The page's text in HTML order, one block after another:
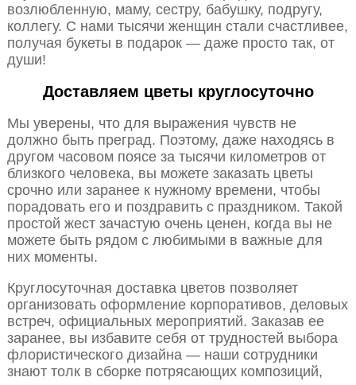
возлюбленную, маму, сестру, бабушку, подругу,
коллегу. С нами тысячи женщин стали счастливее,
получая букеты в подарок — даже просто так, от
души!
Доставляем цветы круглосуточно
Мы уверены, что для выражения чувств не
должно быть преград. Поэтому, даже находясь в
другом часовом поясе за тысячи километров от
близкого человека, вы можете заказать цветы
срочно или заранее к нужному времени, чтобы
порадовать его и поздравить с праздником. Такой
простой жест зачастую очень ценен, когда вы не
можете быть рядом с любимыми в важные для
них моменты.
Круглосуточная доставка цветов позволяет
организовать оформление корпоративов, деловых
встреч, официальных мероприятий. Заказав ее
заранее, вы избавите себя от трудностей выбора
флористического дизайна — наши сотрудники
знают толк в сборке потрясающих композиций,